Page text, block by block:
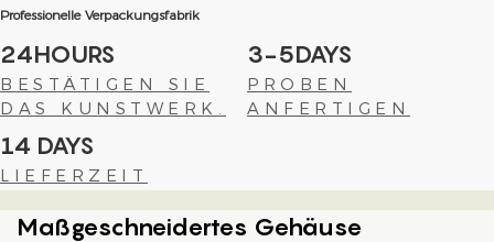
Professionelle Verpackungsfabrik
24HOURS
BESTÄTIGEN SIE
DAS KUNSTWERK.
3-5DAYS
PROBEN
ANFERTIGEN
14 DAYS
LIEFERZEIT
Maßgeschneidertes Gehäuse